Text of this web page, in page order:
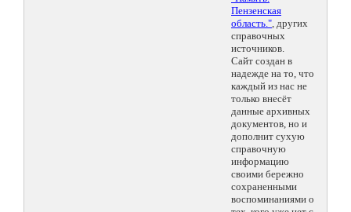
Пензенская
область.", других
справочных
источников.
Сайт создан в
надежде на то, что
каждый из нас не
только внесёт
данные архивных
документов, но и
дополнит сухую
справочную
информацию
своими бережно
сохраненными
воспоминаниями о